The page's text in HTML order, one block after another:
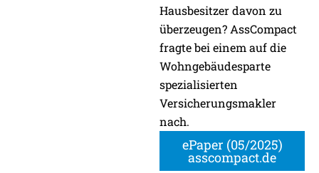
Hausbesitzer davon zu
überzeugen? AssCompact
fragte bei einem auf die
Wohngebäudesparte
spezialisierten
Versicherungsmakler
nach.
ePaper (05/2025)
asscompact.de